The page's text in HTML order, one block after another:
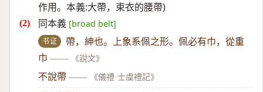
作用。本義:大帶，束衣的腰帶)
同本義 [broad belt]
书证
帶，紳也。上象系佩之形。佩必有巾，從重
巾 —— 《說文》
不說帶 —— 《儀禮·士虞禮記》